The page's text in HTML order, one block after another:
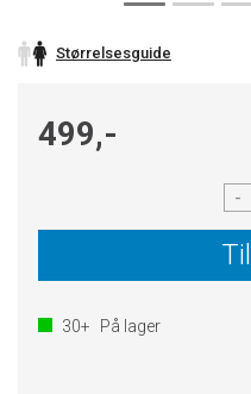
Størrelsesguide
499,-
-
30+ På lager